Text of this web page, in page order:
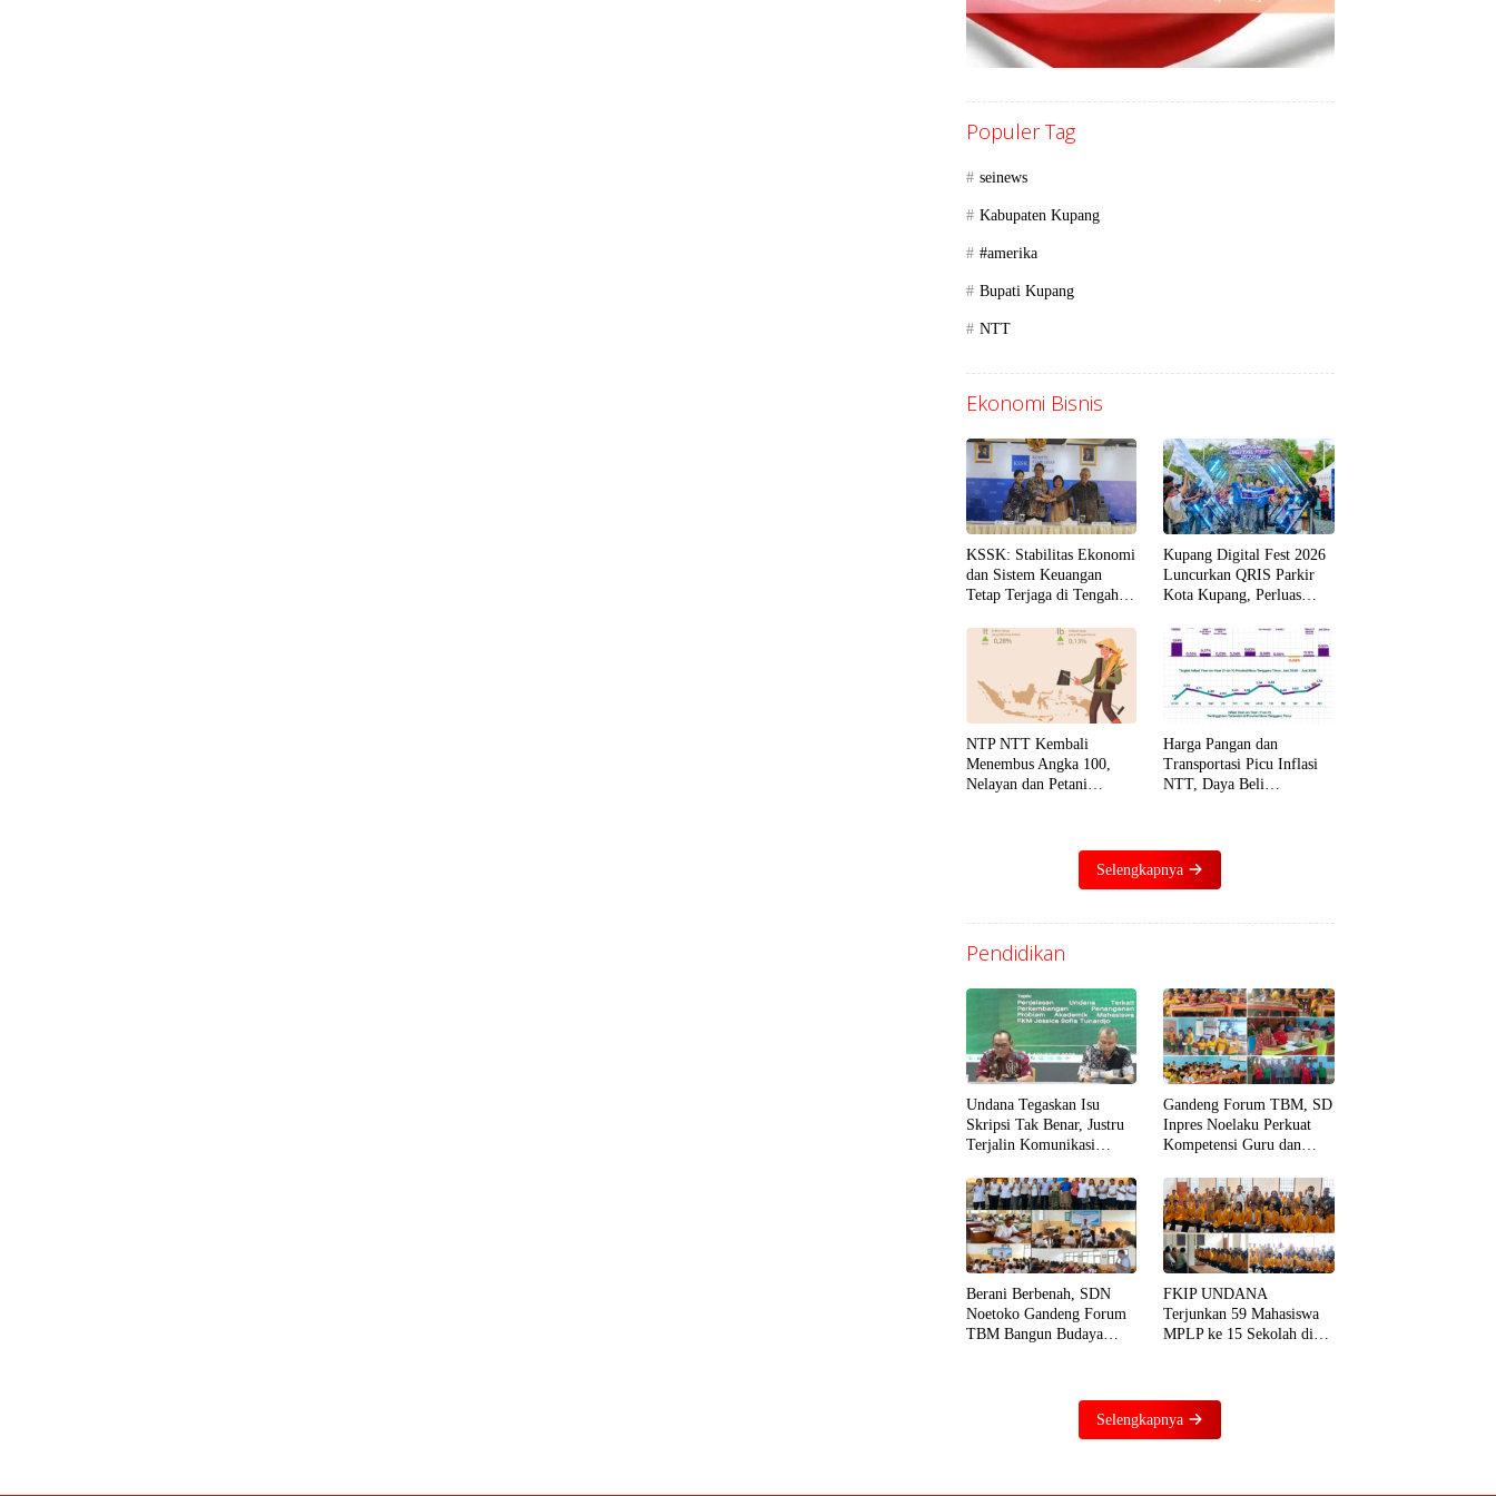
Populer Tag
seinews
Kabupaten Kupang
#amerika
Bupati Kupang
NTT
Ekonomi Bisnis
KSSK: Stabilitas Ekonomi
dan Sistem Keuangan
Tetap Terjaga di Tengah
Kupang Digital Fest 2026
Luncurkan QRIS Parkir
Kota Kupang, Perluas
Publik di NTT
NTP NTT Kembali
Menembus Angka 100,
Nelayan dan Petani
Harga Pangan dan
Transportasi Picu Inflasi
NTT, Daya Beli
Selengkapnya
Pendidikan
Undana Tegaskan Isu
Skripsi Tak Benar, Justru
Terjalin Komunikasi
Penguji
Gandeng Forum TBM, SD
Inpres Noelaku Perkuat
Kompetensi Guru dan
Numerasi, dan Digital
Berani Berbenah, SDN
Noetoko Gandeng Forum
TBM Bangun Budaya
FKIP UNDANA
Terjunkan 59 Mahasiswa
MPLP ke 15 Sekolah di
Selengkapnya